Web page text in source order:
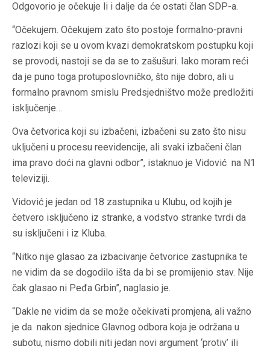
Odgovorio je očekuje li i dalje da će ostati član SDP-a.
“Očekujem. Očekujem zato što postoje formalno-pravni
razlozi koji se u ovom kvazi demokratskom postupku koji
se provodi, nastoji se da se to zašušuri. Iako moram reći
da je puno toga protuposlovničko, što nije dobro, ali u
formalno pravnom smislu Predsjedništvo može predložiti
isključenje…
Ova četvorica koji su izbačeni, izbačeni su zato što nisu
uključeni u procesu reevidencije, ali svaki izbačeni član
ima pravo doći na glavni odbor”, istaknuo je Vidović na N1
televiziji.
Vidović je jedan od 18 zastupnika u Klubu, od kojih je
četvero isključeno iz stranke, a vodstvo stranke tvrdi da
su isključeni i iz Kluba.
“Nitko nije glasao za izbacivanje četvorice zastupnika te
ne vidim da se dogodilo išta da bi se promijenio stav. Nije
čak glasao ni Peđa Grbin”, naglasio je.
“Dakle ne vidim da se može očekivati promjena, ali važno
je da nakon sjednice Glavnog odbora koja je održana u
subotu, nismo dobili niti jedan novi argument ‘protiv’ ili